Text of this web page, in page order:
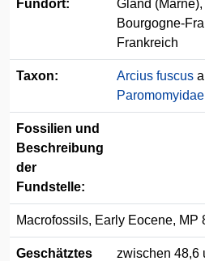
Fundort:
Gland
Bourgogne-
Frankreich
Taxon: Arcius fuscus
Paromomyidae
Fossilien und
Beschreibung
der
Fundstelle:
Macrofossils, Early Eocene, MP
Geschätztes
zwischen 48,6